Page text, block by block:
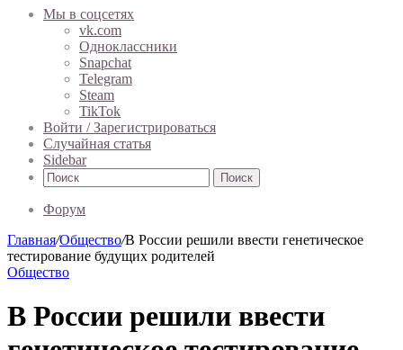
Мы в соцсетях
vk.com
Одноклассники
Snapchat
Telegram
Steam
TikTok
Войти / Зарегистрироваться
Случайная статья
Sidebar
Поиск
Форум
Главная/Общество/В России решили ввести генетическое
тестирование будущих родителей
Общество
В России решили ввести